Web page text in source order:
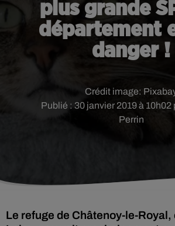
plus grande
département
danger !
Publié : 30 janvier 2019 à 10h02
Perrin
Crédit image:
Le refuge de Châtenoy-le-Royal,